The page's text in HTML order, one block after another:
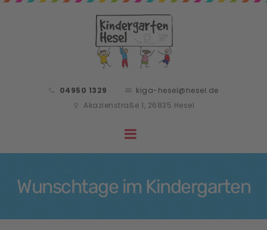
04950 1329
kiga-hesel@hesel.de
Akazienstraße 1, 26835 Hesel
Wunschtage im Kindergarten